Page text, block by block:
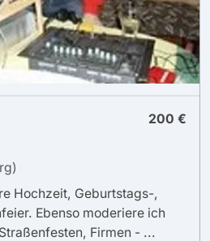
200 €
Hochzeit, Geburtstags-,
Ebenso moderiere ich
Firmen - ...